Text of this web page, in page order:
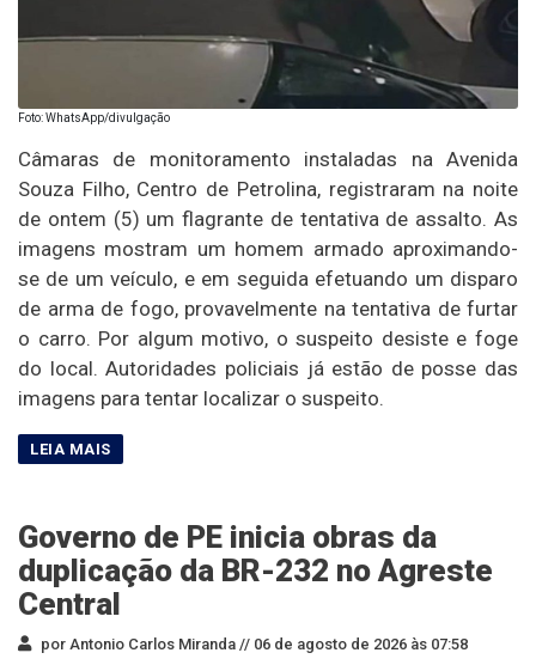
Foto: WhatsApp/divulgação
Câmaras de monitoramento instaladas na Avenida
Souza Filho, Centro de Petrolina, registraram na noite
de ontem (5) um flagrante de tentativa de assalto. As
imagens mostram um homem armado aproximando-
se de um veículo, e em seguida efetuando um disparo
de arma de fogo, provavelmente na tentativa de furtar
o carro. Por algum motivo, o suspeito desiste e foge
do local. Autoridades policiais já estão de posse das
imagens para tentar localizar o suspeito.
Governo de PE inicia obras da
duplicação da BR-232 no Agreste
Central
por Antonio Carlos Miranda // 06 de agosto de 2026 às 07:58